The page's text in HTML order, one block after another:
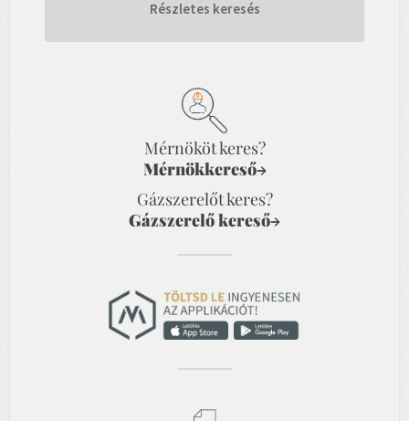
Részletes keresés
Mérnököt keres?
Mérnökkereső→
Gázszerelőt keres?
Gázszerelő kereső→